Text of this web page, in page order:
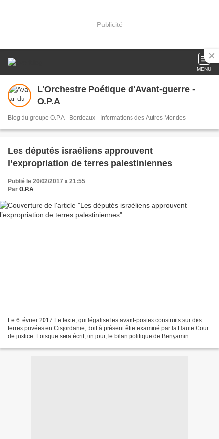
Publicité
MENU
L'Orchestre Poétique d'Avant-guerre -
O.P.A
Blog du groupe O.P.A - Bordeaux - Informations des Autres Mondes
Les députés israéliens approuvent
l’expropriation de terres palestiniennes
Publié le 20/02/2017 à 21:55
Par O.P.A
Le 6 février 2017 Le texte, qui légalise les avant-postes construits sur des
terres privées en Cisjordanie, doit à présent être examiné par la Haute Cour
de justice. Lorsque sera écrit, un jour, le bilan politique de Benyamin